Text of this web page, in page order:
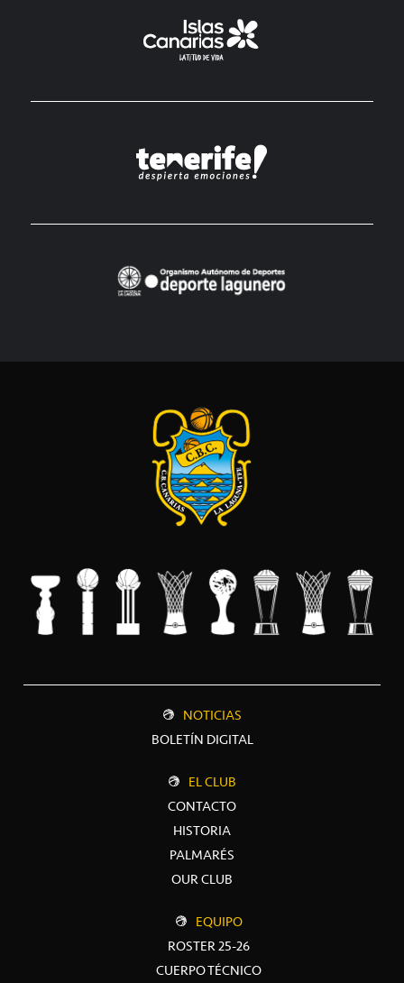
NOTICIAS
BOLETÍN DIGITAL
EL CLUB
CONTACTO
HISTORIA
PALMARÉS
OUR CLUB
EQUIPO
ROSTER 25-26
CUERPO TÉCNICO